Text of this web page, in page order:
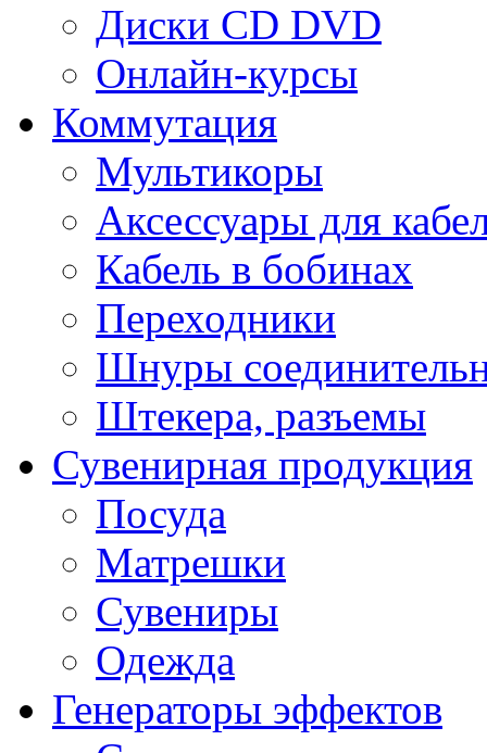
Диски CD DVD
Онлайн-курсы
Коммутация
Мультикоры
Аксессуары для
Кабель в бобинах
Переходники
Шнуры
Штекера, разъемы
Сувенирная продукция
Посуда
Матрешки
Сувениры
Одежда
Генераторы эффектов